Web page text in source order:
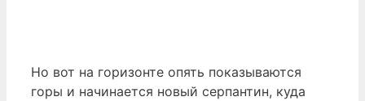
Но вот на горизонте опять показываются
горы и начинается новый серпантин, куда